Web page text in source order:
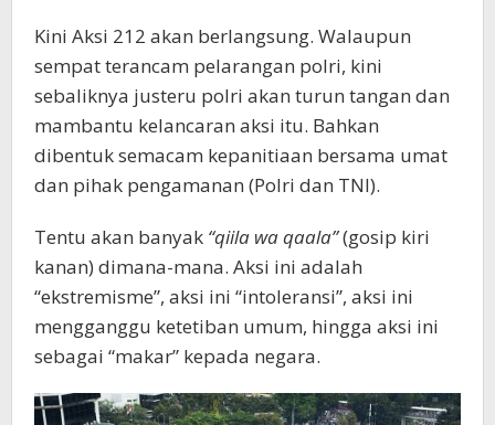
Kini Aksi 212 akan berlangsung. Walaupun
sempat terancam pelarangan polri, kini
sebaliknya justeru polri akan turun tangan dan
mambantu kelancaran aksi itu. Bahkan
dibentuk semacam kepanitiaan bersama umat
dan pihak pengamanan (Polri dan TNI).
Tentu akan banyak “qiila wa qaala”(gosip kiri
kanan) dimana-mana. Aksi ini adalah
“ekstremisme”, aksi ini “intoleransi”, aksi ini
mengganggu ketetiban umum, hingga aksi ini
sebagai “makar” kepada negara.